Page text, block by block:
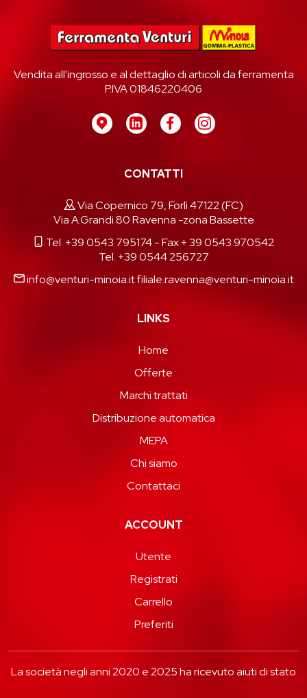
Vendita all'ingrosso e al dettaglio di articoli da ferramenta
P.IVA 01846220406
CONTATTI
Via Copernico 79, Forlì 47122 (FC)
Via A.Grandi 80 Ravenna -zona Bassette
Tel. +39 0543 795174- Fax + 39 0543 970542
Tel. +39 0544 256727
info@venturi-minoia.itfiliale.ravenna@venturi-minoia.it
LINKS
Home
Offerte
Marchi trattati
Distribuzione automatica
MEPA
Chi siamo
Contattaci
ACCOUNT
Utente
Registrati
Carrello
Preferiti
La società negli anni 2020 e 2025 ha ricevuto aiuti di stato